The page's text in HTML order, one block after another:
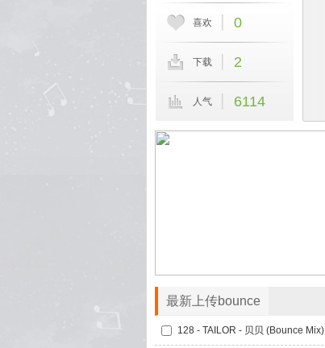
喜欢 0
下载 2
人气 6114
最新上传bounce
128 - TAILOR - 贝贝 (Bounce Mix)